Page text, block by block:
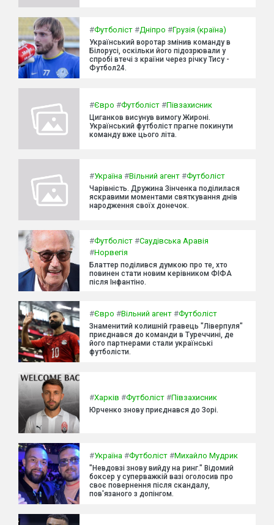
#Футболіст #Дніпро #Грузія (країна)
Український воротар змінив команду в
Білорусі, оскільки його підозрювали у
спробі втечі з країни через річку Тису -
Футбол24.
#Євро #Футболіст #Півзахисник
Циганков висунув вимогу Жироні.
Український футболіст прагне покинути
команду вже цього літа.
#Україна #Вільний агент #Футболіст
Чарівність. Дружина Зінченка поділилася
яскравими моментами святкування днів
народження своїх донечок.
#Футболіст #Саудівська Аравія
#Норвегія
Блаттер поділився думкою про те, хто
повинен стати новим керівником ФІФА
після Інфантіно.
#Євро #Вільний агент #Футболіст
Знаменитий колишній гравець "Ліверпуля"
приєднався до команди в Туреччині, де
його партнерами стали українські
футболісти.
#Харків #Футболіст #Півзахисник
Юрченко знову приєднався до Зорі.
#Україна #Футболіст #Михайло Мудрик
"Невдовзі знову вийду на ринг." Відомий
боксер у суперважкій вазі оголосив про
своє повернення після скандалу,
пов'язаного з допінгом.